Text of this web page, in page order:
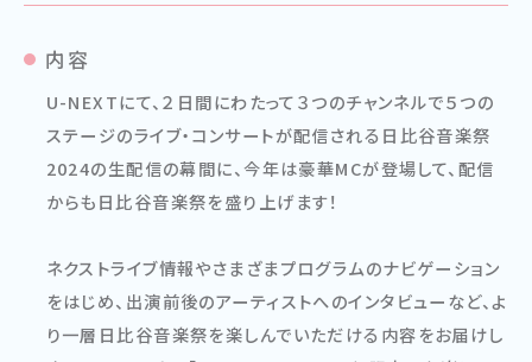
内容
U-NEXTにて、２日間にわたって３つのチャンネルで５つの
ステージのライブ・コンサートが配信される日比谷音楽祭
2024の生配信の幕間に、今年は豪華MCが登場して、配信
からも日比谷音楽祭を盛り上げます！
ネクストライブ情報やさまざまプログラムのナビゲーション
をはじめ、出演前後のアーティストへのインタビューなど、よ
り一層日比谷音楽祭を楽しんでいただける内容をお届けし